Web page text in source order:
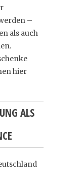
–
als auch
hier
ALS